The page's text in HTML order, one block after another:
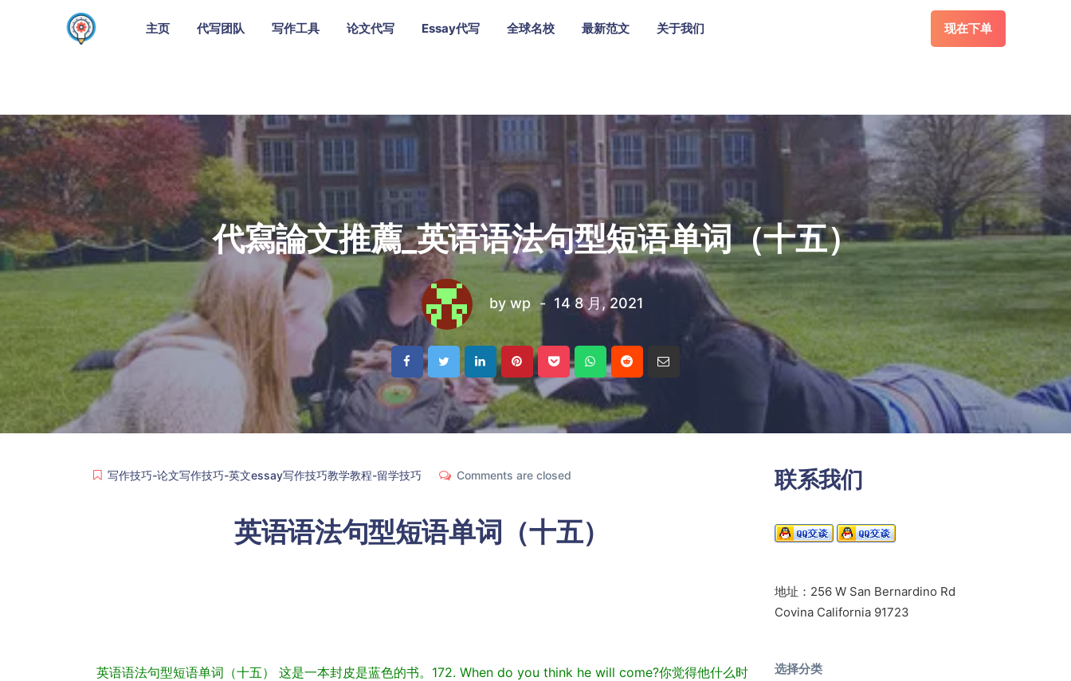
主页 代写团队 写作工具 论文代写 Essay代写 全球名校 最新范文 关于我们 现在下单
代寫論文推薦_英语语法句型短语单词（十五）
by wp 14 8 月, 2021
写作技巧-论文写作技巧-英文essay写作技巧教学教程-留学技巧 Comments are closed
英语语法句型短语单词（十五）
英语语法句型短语单词（十五） 这是一本封皮是蓝色的书。172. When do you think he will come?你觉得他什么时
联系我们
地址：256 W San Bernardino Rd
Covina California 91723
选择分类